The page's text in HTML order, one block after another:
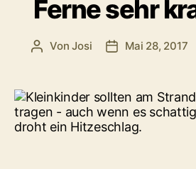
Ferne sehr
Beitragsautor
VonJosi Mai 28, 2017